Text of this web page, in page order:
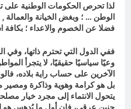
لذا تحرص الحكومات الوطنية
الوطن … ؛ وبغض الخيانة والعمالة ,
فضلا عن الخصوم والاعداء ؛ بكافة
ففي الدول التي تحترم ذاتها، وفي
وعيًا سياسيًا حقيقيًا، لا يتجرأ
الآخرين على حساب راية بلاده،
بل هو كرامة وهوية وذاكرة
يتحول الانتماء إلى مجرد خيار